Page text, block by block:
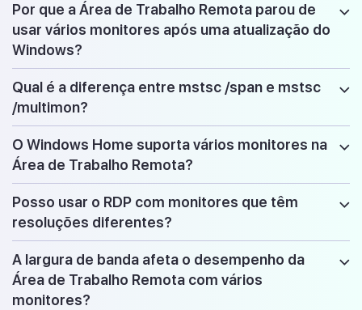
Por que a Área de Trabalho Remota parou de
usar vários monitores após uma atualização do
Windows?
Qual é a diferença entre mstsc /span e mstsc
/multimon?
O Windows Home suporta vários monitores na
Área de Trabalho Remota?
Posso usar o RDP com monitores que têm
resoluções diferentes?
A largura de banda afeta o desempenho da
Área de Trabalho Remota com vários
monitores?